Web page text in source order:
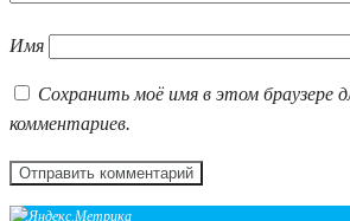
Имя
Сохранить моё имя в этом браузере
комментариев.